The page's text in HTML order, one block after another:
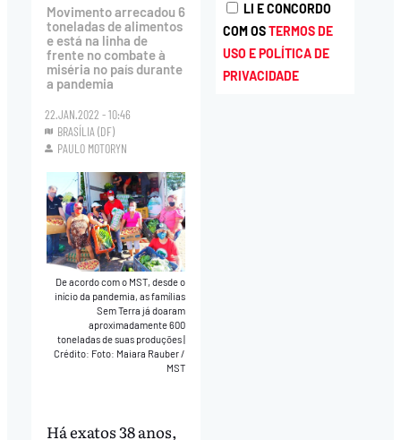
Movimento arrecadou 6
toneladas de alimentos
e está na linha de
frente no combate à
miséria no país durante
a pandemia
22.JAN.2022 - 10:46
BRASÍLIA (DF)
PAULO MOTORYN
De acordo com o MST, desde o
início da pandemia, as famílias
Sem Terra já doaram
aproximadamente 600
toneladas de suas produções
Crédito: Foto: Maiara Rauber /
MST
Há exatos 38 anos,
LI E CONCORDO
COM OSTERMOS DE
USO E POLÍTICA DE
PRIVACIDADE